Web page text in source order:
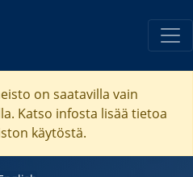
on saatavilla vain
Katso infosta lisää tietoa
käytöstä.